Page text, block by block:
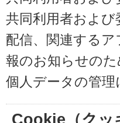
共同利用者およ
配信、関連する
報のお知らせのた
個人データの管
Cookie（クッ